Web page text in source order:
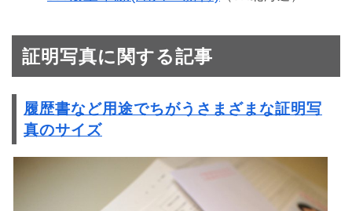
証明写真に関する記事
履歴書など用途でちがうさまざまな証明写
真のサイズ